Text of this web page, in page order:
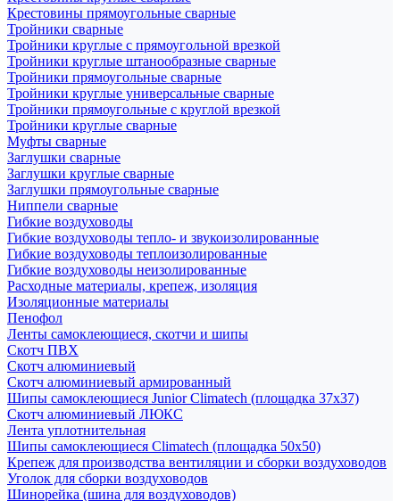
Крестовины прямоугольные сварные
Тройники сварные
Тройники круглые с прямоугольной врезкой
Тройники круглые штанообразные сварные
Тройники прямоугольные сварные
Тройники круглые универсальные сварные
Тройники прямоугольные с круглой врезкой
Тройники круглые сварные
Муфты сварные
Заглушки сварные
Заглушки круглые сварные
Заглушки прямоугольные сварные
Ниппели сварные
Гибкие воздуховоды
Гибкие воздуховоды тепло- и звукоизолированные
Гибкие воздуховоды теплоизолированные
Гибкие воздуховоды неизолированные
Расходные материалы, крепеж, изоляция
Изоляционные материалы
Пенофол
Ленты самоклеющиеся, скотчи и шипы
Скотч ПВХ
Скотч алюминиевый
Скотч алюминиевый армированный
Шипы самоклеющиеся Junior Climatech (площадка 37х37)
Скотч алюминиевый ЛЮКС
Лента уплотнительная
Шипы самоклеющиеся Climatech (площадка 50х50)
Крепеж для производства вентиляции и сборки воздуховодов
Уголок для сборки воздуховодов
Шинорейка (шина для воздуховодов)